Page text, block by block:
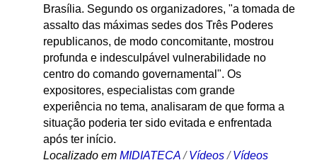
Brasília. Segundo os organizadores, "a tomada de
assalto das máximas sedes dos Três Poderes
republicanos, de modo concomitante, mostrou
profunda e indesculpável vulnerabilidade no
centro do comando governamental". Os
expositores, especialistas com grande
experiência no tema, analisaram de que forma a
situação poderia ter sido evitada e enfrentada
após ter início.
Localizado em MIDIATECA /Vídeos /Vídeos